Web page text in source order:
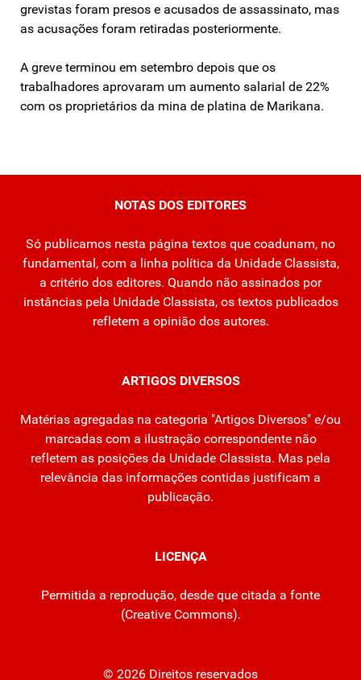
grevistas foram presos e acusados de assassinato, mas
as acusações foram retiradas posteriormente.
A greve terminou em setembro depois que os
trabalhadores aprovaram um aumento salarial de 22%
com os proprietários da mina de platina de Marikana.
NOTAS DOS EDITORES
Só publicamos nesta página textos que coadunam, no
fundamental, com a linha política da Unidade Classista,
a critério dos editores. Quando não assinados por
instâncias pela Unidade Classista, os textos publicados
refletem a opinião dos autores.
ARTIGOS DIVERSOS
Matérias agregadas na categoria "Artigos Diversos" e/ou
marcadas com a ilustração correspondente não
refletem as posições da Unidade Classista. Mas pela
relevância das informações contidas justificam a
publicação.
LICENÇA
Permitida a reprodução, desde que citada a fonte
(Creative Commons).
© 2026 Direitos reservados